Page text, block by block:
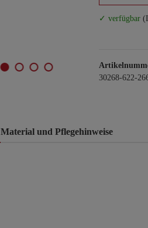
✓ verfügbar
30268-622-
Material und Pflegehinweise